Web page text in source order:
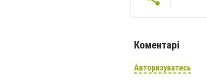
Коментарі
Авторизуватись